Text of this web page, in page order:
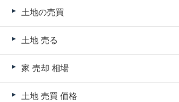
土地の売買
土地 売る
家 売却 相場
土地 売買 価格